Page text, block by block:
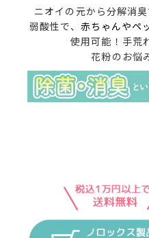
ニオイの元から分解消
弱酸性で、 赤ちゃんやペ
使用可能！手荒
花粉のお悩